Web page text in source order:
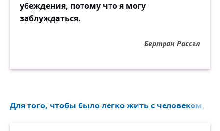
убеждения, потому что я могу
заблуждаться.
Бертран Рассел
Для того, чтобы было легко жить с человеком,